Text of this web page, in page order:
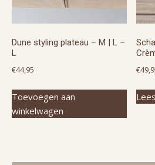
Dune styling plateau – M | L –
L
€44,95
Toevoegen aan
winkelwagen
€